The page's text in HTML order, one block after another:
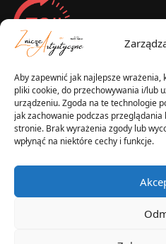
Aby zapewnić jak najlepsze
pliki cookie, do przechowywania i/lub
urządzeniu. Zgoda na te technologie
jak zachowanie podczas
stronie. Brak wyrażenia zgody lub
wpłynąć na niektóre cechy i funkcje.